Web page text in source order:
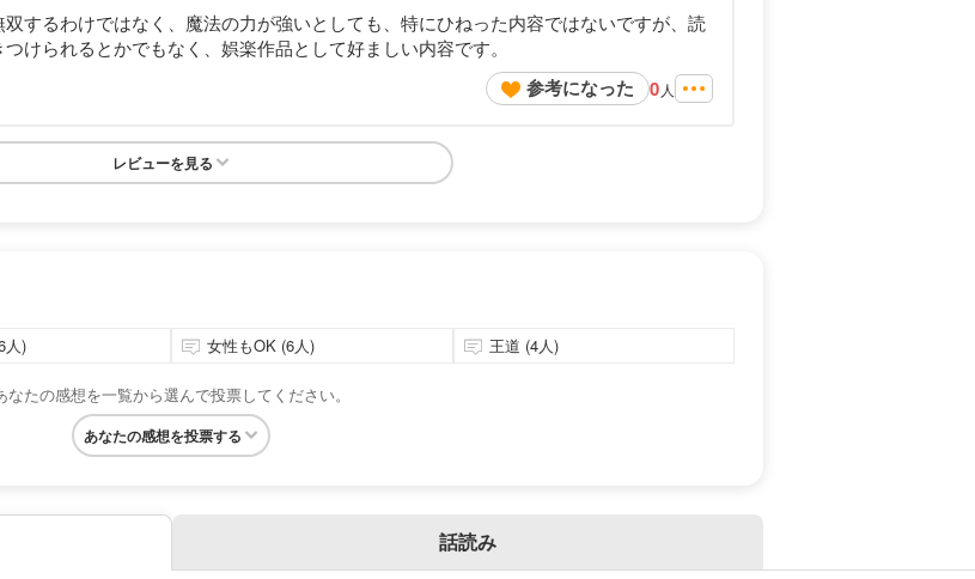
するわけではなく、魔法の力が強いとしても、特にひねった内容ではないですが、読
けられるとかでもなく、娯楽作品として好ましい内容です。
参考になった 0 人
レビューを見る
人) 女性もOK (6人) 王道 (4人)
なたの感想を一覧から選んで投票してください。
あなたの感想を投票する
話読み